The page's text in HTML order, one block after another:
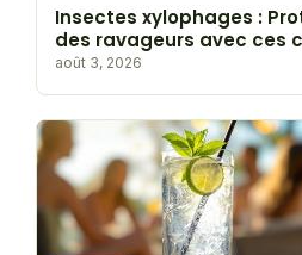
Insectes xylophages :
des ravageurs avec ces
août 3, 2026